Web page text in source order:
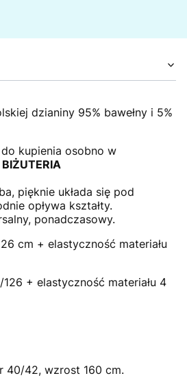
dzianiny 95% bawełny i 5%
kupienia osobno w
pięknie układa się pod
opływa kształty.
ponadczasowy.
cm + elastyczność materiału
126 + elastyczność materiału 4
40/42, wzrost 160 cm.